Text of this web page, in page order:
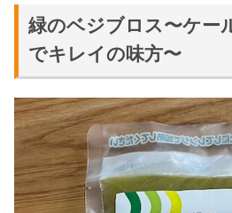
緑のベジブロス〜ケー
でキレイの味方〜